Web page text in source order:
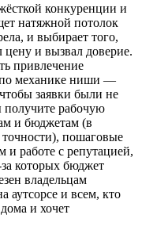
конкуренции и
натяжной потолок
и выбирает того,
цену и вызвал доверие.
привлечение
по механике ниши —
заявки были не
рабочую
и бюджетам (в
пошаговые
и работе с репутацией,
которых бюджет
владельцам
аутсорсе и всем, кто
и хочет